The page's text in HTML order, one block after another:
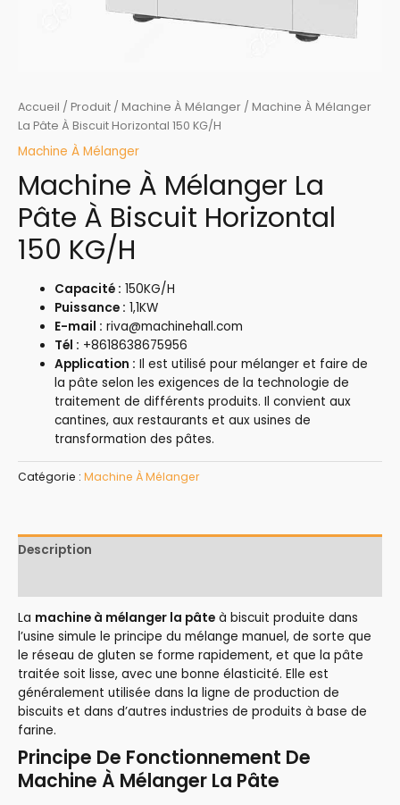
Accueil / Produit / Machine À Mélanger / Machine À Mélanger
La Pâte À Biscuit Horizontal 150 KG/H
Machine À Mélanger
Machine À Mélanger La
Pâte À Biscuit Horizontal
150 KG/H
Capacité : 150KG/H
Puissance : 1,1KW
E-mail : riva@machinehall.com
Tél : +8618638675956
Application : Il est utilisé pour mélanger et faire de
la pâte selon les exigences de la technologie de
traitement de différents produits. Il convient aux
cantines, aux restaurants et aux usines de
transformation des pâtes.
Catégorie : Machine À Mélanger
Description
La machine à mélanger la pâte à biscuit produite dans
l’usine simule le principe du mélange manuel, de sorte que
le réseau de gluten se forme rapidement, et que la pâte
traitée soit lisse, avec une bonne élasticité. Elle est
généralement utilisée dans la ligne de production de
biscuits et dans d’autres industries de produits à base de
farine.
Principe De Fonctionnement De
Machine À Mélanger La Pâte